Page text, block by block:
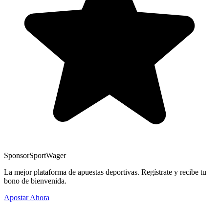
SponsorSportWager
La mejor plataforma de apuestas deportivas. Regístrate y recibe tu
bono de bienvenida.
Apostar Ahora